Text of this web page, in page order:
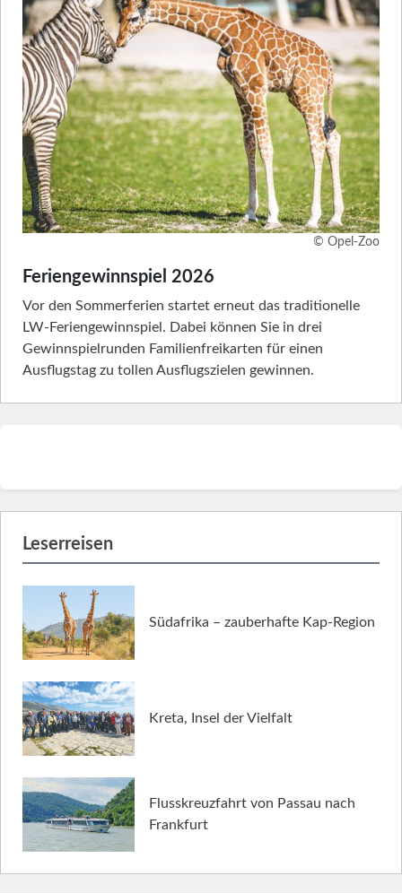
© Opel-Zoo
Feriengewinnspiel 2026
Vor den Sommerferien startet erneut das traditionelle
LW-Feriengewinnspiel. Dabei können Sie in drei
Gewinnspielrunden Familienfreikarten für einen
Ausflugstag zu tollen Ausflugszielen gewinnen.
Leserreisen
Südafrika – zauberhafte Kap-Region
Kreta, Insel der Vielfalt
Flusskreuzfahrt von Passau nach
Frankfurt